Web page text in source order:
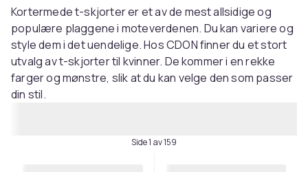
Kortermede t-skjorter er et av de mest allsidige og
populære plaggene i moteverdenen. Du kan variere og
style dem i det uendelige. Hos CDON finner du et stort
utvalg av t-skjorter til kvinner. De kommer i en rekke
farger og mønstre, slik at du kan velge den som passer
din stil.
Side 1 av 159